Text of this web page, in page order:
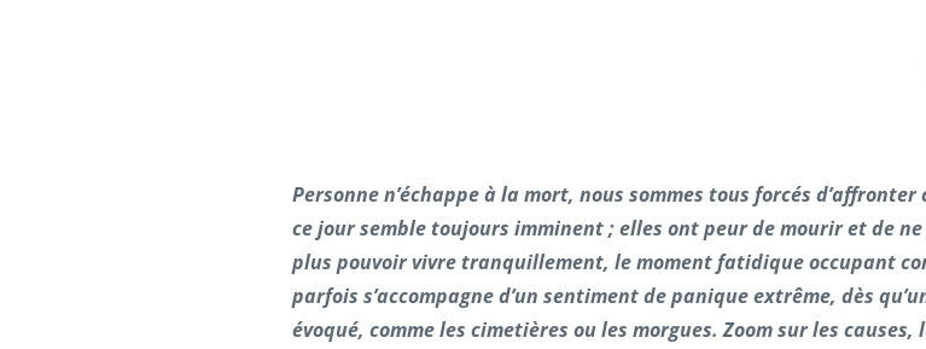
Personne n’échappe à la mort, nous sommes tous forcés
ce jour semble toujours imminent ; elles ont peur de mourir et de
plus pouvoir vivre tranquillement, le moment fatidique occupant
parfois s’accompagne d’un sentiment de panique extrême, dès
évoqué, comme les cimetières ou les morgues. Zoom sur les